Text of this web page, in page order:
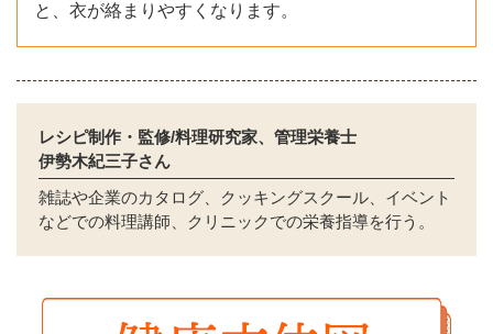
と、衣が絡まりやすくなります。
レシピ制作・監修/料理研究家、管理栄養士
伊勢木紀三子さん
雑誌や企業のカタログ、クッキングスクール、イベント
などでの料理講師、クリニックでの栄養指導を行う。